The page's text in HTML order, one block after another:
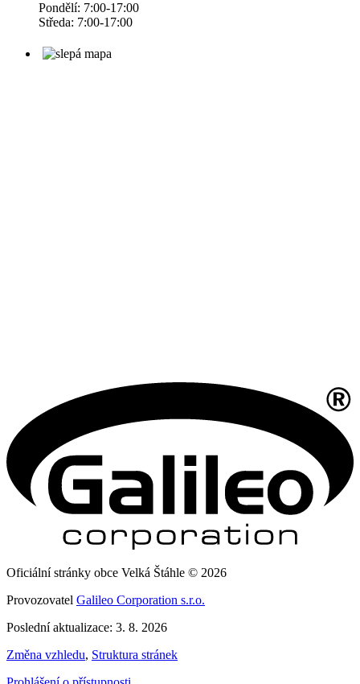
Pondělí: 7:00-17:00
Středa: 7:00-17:00
Oficiální stránky obce Velká Štáhle © 2026
Provozovatel Galileo Corporation s.r.o.
Poslední aktualizace: 3. 8. 2026
Změna vzhledu, Struktura stránek